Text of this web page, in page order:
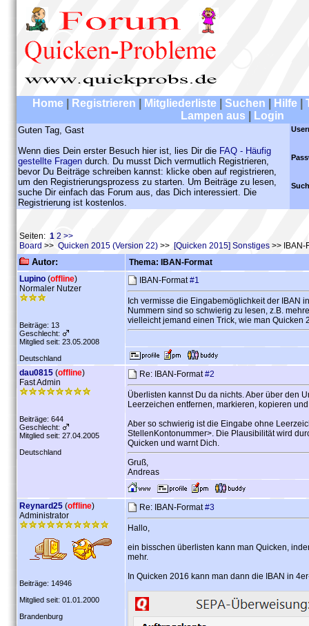
Home Registrieren Mitgliederliste Suchen Hilfe
Lampen aus
Login
Guten Tag, Gast
Wenn dies Dein erster Besuch hier ist, lies Dir die FAQ - Häufig
gestellte Fragen durch. Du musst Dich vermutlich Registrieren,
bevor Du Beiträge schreiben kannst: klicke oben auf registrieren,
um den Registrierungsprozess zu starten. Um Beiträge zu lesen,
suche Dir einfach das Forum aus, das Dich interessiert. Die
Registrierung ist kostenlos.
Seiten: 1 2 >>
Board >> Quicken 2015 (Version 22) >> [Quicken 2015] Sonstiges >> IBAN-
Autor:
Thema: IBAN-Format
Lupino (offline)
Normaler Nutzer
Beiträge: 13
Geschlecht:
Mitglied seit: 23.05.2008
Deutschland
IBAN-Format#1
Ich vermisse die Eingabemöglichkeit der IBAN
Nummern sind so schwierig zu lesen, z.B.
vielleicht jemand einen Trick, wie man Quicken
dau0815 (offline)
Fast Admin
Beiträge: 644
Geschlecht:
Mitglied seit: 27.04.2005
Deutschland
Re: IBAN-Format#2
Überlisten kannst Du da nichts. Aber über den
Leerzeichen entfernen, markieren, kopieren
Aber so schwierig ist die Eingabe ohne
StellenKontonummer>. Die Plausibilität wird
Quicken und warnt Dich.
Gruß,
Andreas
Reynard25 (offline)
Administrator
Beiträge: 14946
Mitglied seit: 01.01.2000
Brandenburg
Re: IBAN-Format#3
Hallo,
ein bisschen überlisten kann man Quicken,
mehr.
In Quicken 2016 kann man dann die IBAN in